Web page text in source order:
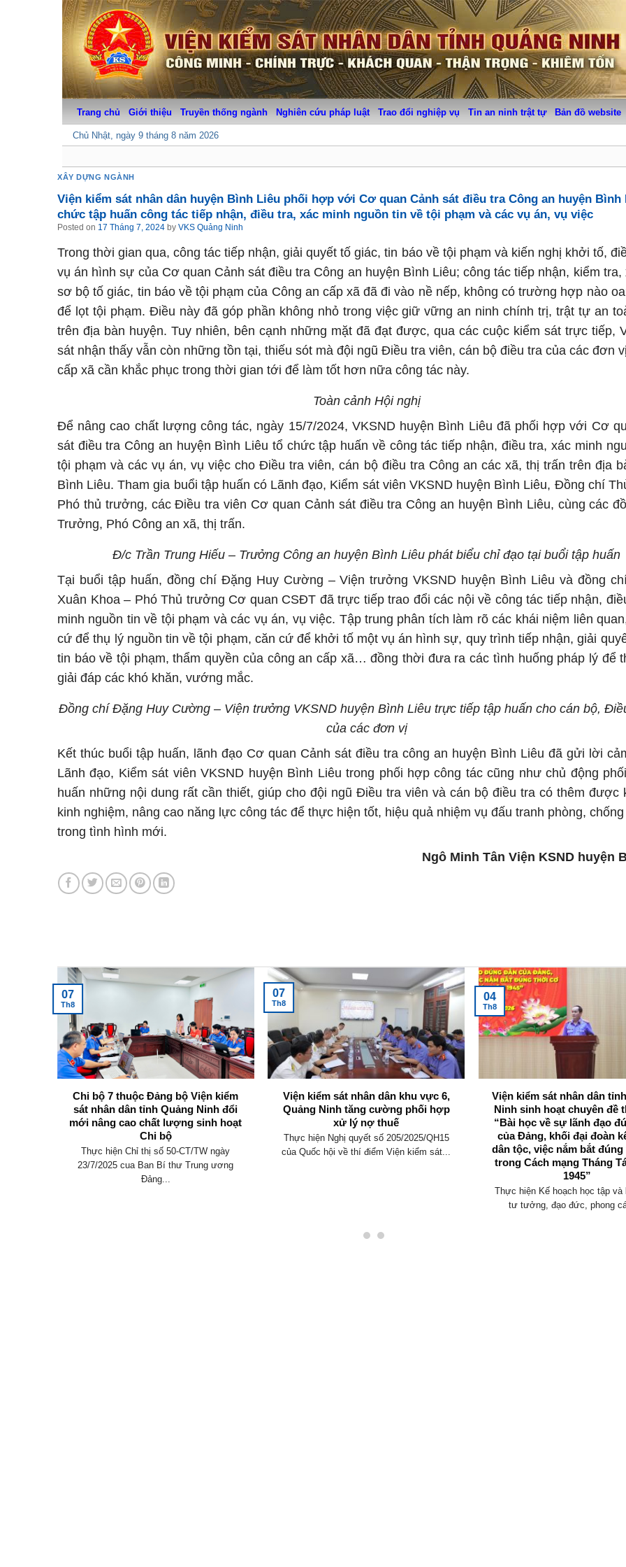
Trang chủ Giới thiệu Truyền thống ngành Nghiên cứu pháp luật Trao đổi nghiệp vụ Tin an ninh trật tự Bản đồ website
Chủ Nhật, ngày 9 tháng 8 năm 2026
XÂY DỰNG NGÀNH
Viện kiểm sát nhân dân huyện Bình Liêu phối hợp với Cơ quan Cảnh sát điều tra Công an huyện Bình
chức tập huấn công tác tiếp nhận, điều tra, xác minh nguồn tin về tội phạm và các vụ án, vụ việc
Posted on 17 Tháng 7, 2024 by VKS Quảng Ninh
Trong thời gian qua, công tác tiếp nhận, giải quyết tố giác, tin báo về tội phạm và kiến nghị khởi tố,
vụ án hình sự của Cơ quan Cảnh sát điều tra Công an huyện Bình Liêu; công tác tiếp nhận, kiểm tra,
sơ bộ tố giác, tin báo về tội phạm của Công an cấp xã đã đi vào nề nếp, không có trường hợp nào
để lọt tội phạm. Điều này đã góp phần không nhỏ trong việc giữ vững an ninh chính trị, trật tự an
trên địa bàn huyện. Tuy nhiên, bên cạnh những mặt đã đạt được, qua các cuộc kiểm sát trực tiếp,
sát nhận thấy vẫn còn những tồn tại, thiếu sót mà đội ngũ Điều tra viên, cán bộ điều tra của các đơn
cấp xã cần khắc phục trong thời gian tới để làm tốt hơn nữa công tác này.
Toàn cảnh Hội nghị
Để nâng cao chất lượng công tác, ngày 15/7/2024, VKSND huyện Bình Liêu đã phối hợp với Cơ
sát điều tra Công an huyện Bình Liêu tổ chức tập huấn về công tác tiếp nhận, điều tra, xác minh
tội phạm và các vụ án, vụ việc cho Điều tra viên, cán bộ điều tra Công an các xã, thị trấn trên địa
Bình Liêu. Tham gia buổi tập huấn có Lãnh đạo, Kiểm sát viên VKSND huyện Bình Liêu, Đồng chí
Phó thủ trưởng, các Điều tra viên Cơ quan Cảnh sát điều tra Công an huyện Bình Liêu, cùng các
Trưởng, Phó Công an xã, thị trấn.
Đ/c Trần Trung Hiếu – Trưởng Công an huyện Bình Liêu phát biểu chỉ đạo tại buổi tập huấn
Tại buổi tập huấn, đồng chí Đặng Huy Cường – Viện trưởng VKSND huyện Bình Liêu và đồng
Xuân Khoa – Phó Thủ trưởng Cơ quan CSĐT đã trực tiếp trao đổi các nội về công tác tiếp nhận,
minh nguồn tin về tội phạm và các vụ án, vụ việc. Tập trung phân tích làm rõ các khái niệm liên
cứ để thụ lý nguồn tin về tội phạm, căn cứ để khởi tố một vụ án hình sự, quy trình tiếp nhận, giải
tin báo về tội phạm, thẩm quyền của công an cấp xã… đồng thời đưa ra các tình huống pháp lý để
giải đáp các khó khăn, vướng mắc.
Đồng chí Đặng Huy Cường – Viện trưởng VKSND huyện Bình Liêu trực tiếp tập huấn cho cán bộ,
của các đơn vị
Kết thúc buổi tập huấn, lãnh đạo Cơ quan Cảnh sát điều tra công an huyện Bình Liêu đã gửi lời
Lãnh đạo, Kiểm sát viên VKSND huyện Bình Liêu trong phối hợp công tác cũng như chủ động
huấn những nội dung rất cần thiết, giúp cho đội ngũ Điều tra viên và cán bộ điều tra có thêm được
kinh nghiệm, nâng cao năng lực công tác để thực hiện tốt, hiệu quả nhiệm vụ đấu tranh phòng,
trong tình hình mới.
Ngô Minh Tân Viện KSND huyện
Chi bộ 7 thuộc Đảng bộ Viện kiểm
sát nhân dân tỉnh Quảng Ninh đổi
mới nâng cao chất lượng sinh hoạt
Chi bộ
Thực hiện Chỉ thị số 50-CT/TW ngày
23/7/2025 cua Ban Bí thư Trung ương
Đảng...
07
Th8
Viện kiểm sát nhân dân khu vực 6,
Quảng Ninh tăng cường phối hợp
xử lý nợ thuế
Thực hiện Nghị quyết số 205/2025/QH15
của Quốc hội về thí điểm Viện kiểm sát...
07
Th8
Viện kiểm sát nhân dân
Ninh sinh hoạt chuyên đề
“Bài học về sự lãnh đạo
của Đảng, khối đại đoàn
dân tộc, việc nắm bắt
trong Cách mạng Tháng
1945”
Thực hiện Kế hoạch học tập và
tư tưởng, đạo đức, phong
04
Th8